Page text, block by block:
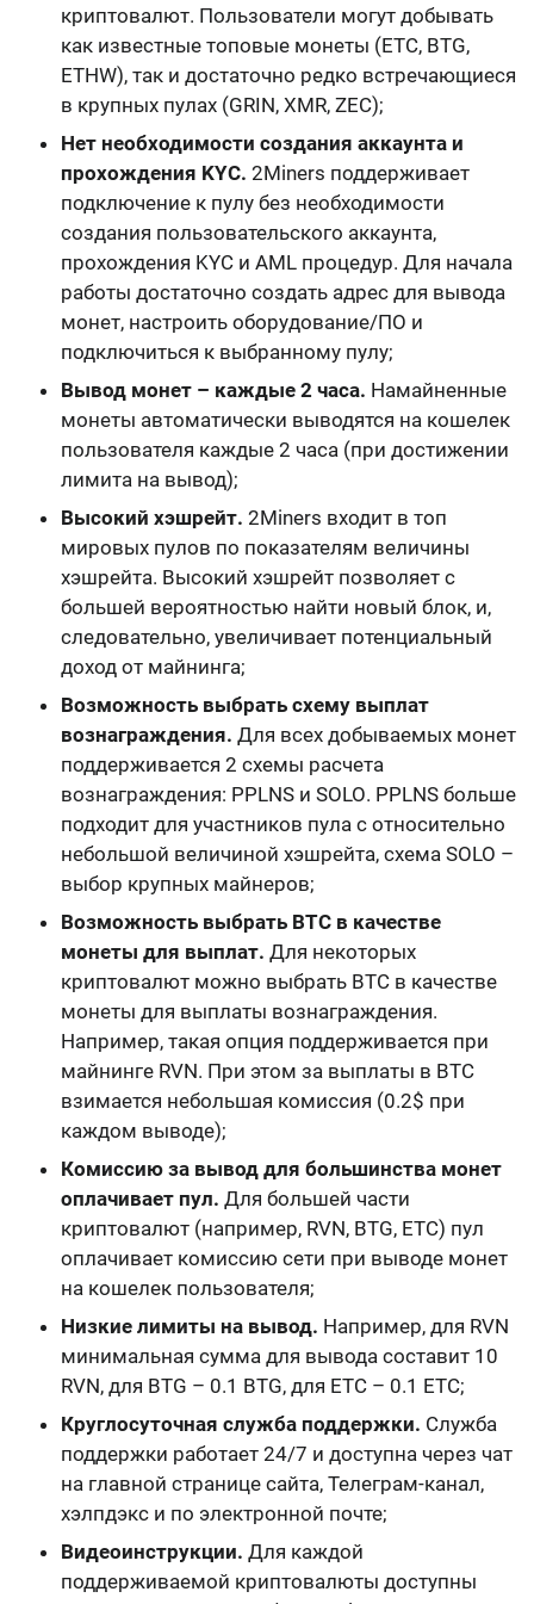
криптовалют. Пользователи могут добывать
как известные топовые монеты (ETC, BTG,
ETHW), так и достаточно редко встречающиеся
в крупных пулах (GRIN, XMR, ZEC);
Нет необходимости создания аккаунта и
прохождения KYC. 2Miners поддерживает
подключение к пулу без необходимости
создания пользовательского аккаунта,
прохождения KYC и AML процедур. Для начала
работы достаточно создать адрес для вывода
монет, настроить оборудование/ПО и
подключиться к выбранному пулу;
Вывод монет – каждые 2 часа. Намайненные
монеты автоматически выводятся на кошелек
пользователя каждые 2 часа (при достижении
лимита на вывод);
Высокий хэшрейт. 2Miners входит в топ
мировых пулов по показателям величины
хэшрейта. Высокий хэшрейт позволяет с
большей вероятностью найти новый блок, и,
следовательно, увеличивает потенциальный
доход от майнинга;
Возможность выбрать схему выплат
вознаграждения. Для всех добываемых монет
поддерживается 2 схемы расчета
вознаграждения: PPLNS и SOLO. PPLNS больше
подходит для участников пула с относительно
небольшой величиной хэшрейта, схема SOLO –
выбор крупных майнеров;
Возможность выбрать BTC в качестве
монеты для выплат. Для некоторых
криптовалют можно выбрать BTC в качестве
монеты для выплаты вознаграждения.
Например, такая опция поддерживается при
майнинге RVN. При этом за выплаты в BTC
взимается небольшая комиссия (0.2$ при
каждом выводе);
Комиссию за вывод для большинства монет
оплачивает пул. Для большей части
криптовалют (например, RVN, BTG, ETC) пул
оплачивает комиссию сети при выводе монет
на кошелек пользователя;
Низкие лимиты на вывод. Например, для RVN
минимальная сумма для вывода составит 10
RVN, для BTG – 0.1 BTG, для ETC – 0.1 ETC;
Круглосуточная служба поддержки. Служба
поддержки работает 24/7 и доступна через чат
на главной странице сайта, Телеграм-канал,
хэлпдэкс и по электронной почте;
Видеоинструкции. Для каждой
поддерживаемой криптовалюты доступны